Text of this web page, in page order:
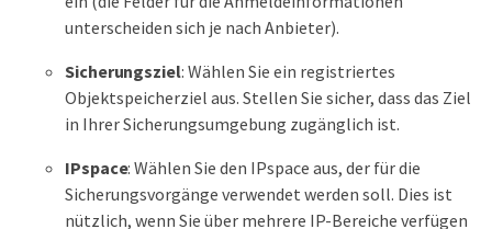
unterscheiden sich je nach Anbieter).
Sicherungsziel: Wählen Sie ein registriertes
Objektspeicherziel aus. Stellen Sie sicher, dass das Ziel
in Ihrer Sicherungsumgebung zugänglich ist.
IPspace: Wählen Sie den IPspace aus, der für die
Sicherungsvorgänge verwendet werden soll. Dies ist
nützlich, wenn Sie über mehrere IP-Bereiche verfügen